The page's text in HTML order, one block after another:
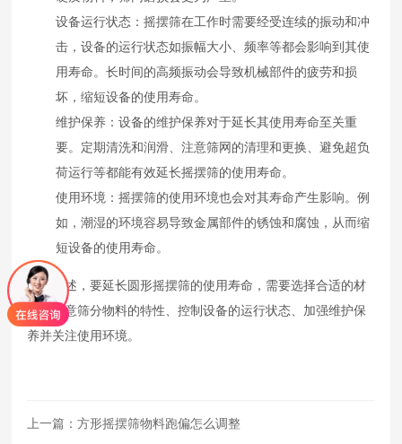
设备运行状态：摇摆筛在工作时需要经受连续的振动和冲
击，设备的运行状态如振幅大小、频率等都会影响到其使
用寿命。长时间的高频振动会导致机械部件的疲劳和损
坏，缩短设备的使用寿命。
维护保养：设备的维护保养对于延长其使用寿命至关重
要。定期清洗和润滑、注意筛网的清理和更换、避免超负
荷运行等都能有效延长摇摆筛的使用寿命。
使用环境：摇摆筛的使用环境也会对其寿命产生影响。例
如，潮湿的环境容易导致金属部件的锈蚀和腐蚀，从而缩
短设备的使用寿命。
综上所述，要延长圆形摇摆筛的使用寿命，需要选择合适的材
质、注意筛分物料的特性、控制设备的运行状态、加强维护保
养并关注使用环境。
上一篇：方形摇摆筛物料跑偏怎么调整